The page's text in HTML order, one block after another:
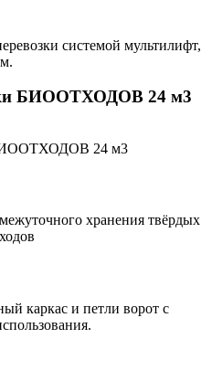
системой мультилифт,
БИООТХОДОВ 24 м3
хранения твёрдых
каркас и петли ворот с